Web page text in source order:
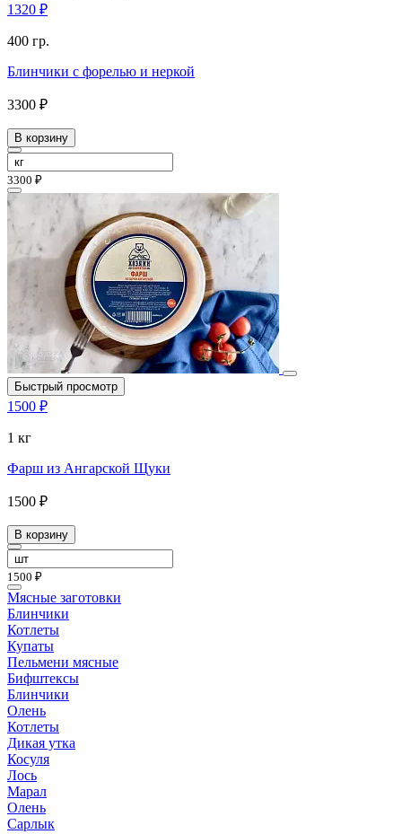
1320 ₽
400 гр.
Блинчики с форелью и неркой
3300 ₽
В корзину
3300 ₽
Быстрый просмотр
1500 ₽
1 кг
Фарш из Ангарской Щуки
1500 ₽
В корзину
1500 ₽
Мясные заготовки
Блинчики
Котлеты
Купаты
Пельмени мясные
Бифштексы
Блинчики
Олень
Котлеты
Дикая утка
Косуля
Лось
Марал
Олень
Сарлык